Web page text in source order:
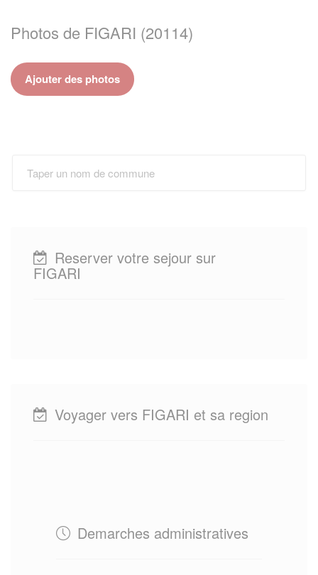
Photos de FIGARI (20114)
Ajouter des photos
Reserver votre sejour sur
FIGARI
Voyager vers FIGARI et sa region
Demarches administratives